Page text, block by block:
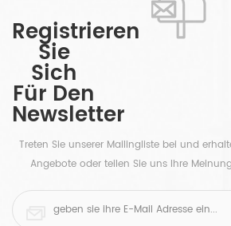
Registrieren
Sie
Sich
Für Den
Newsletter
Treten Sie unserer Mailingliste bei und
Angebote oder teilen Sie uns Ihre